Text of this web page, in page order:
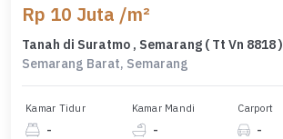
Rp 10 Juta /m²
Tanah di Suratmo , Semarang ( Tt Vn 8818 )
Semarang Barat, Semarang
Kamar Tidur
-
Kamar Mandi
-
Carport
-